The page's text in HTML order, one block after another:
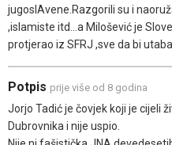
jugoslAvene.Razgorili su i
,islamiste itd...a Milošević je
protjerao iz SFRJ ,sve da bi
Potpis prije više od 8 godina
Jorjo Tadić je čovjek koji je cijeli
Dubrovnika i nije uspio.